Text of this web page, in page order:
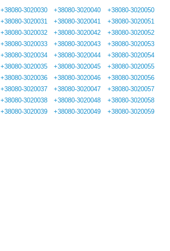
+38080-3020030
+38080-3020031
+38080-3020032
+38080-3020033
+38080-3020034
+38080-3020035
+38080-3020036
+38080-3020037
+38080-3020038
+38080-3020039
+38080-3020040
+38080-3020041
+38080-3020042
+38080-3020043
+38080-3020044
+38080-3020045
+38080-3020046
+38080-3020047
+38080-3020048
+38080-3020049
+38080-3020050
+38080-3020051
+38080-3020052
+38080-3020053
+38080-3020054
+38080-3020055
+38080-3020056
+38080-3020057
+38080-3020058
+38080-3020059